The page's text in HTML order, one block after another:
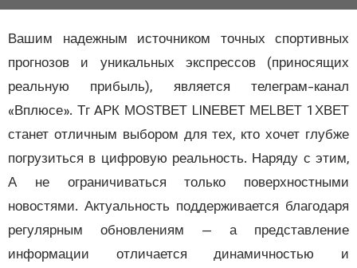
Вашим надежным источником точных
прогнозов и уникальных экспрессов
реальную прибыль), является телеграм-
«Вплюсе». Тг AРК МОSТВЕT LlNЕВЕT МЕLВЕT
станет отличным выбором для тех, кто хочет
погрузиться в цифровую реальность. Наряду с
А не ограничиваться только
новостями. Актуальность поддерживается
регулярным обновлениям — а
информации отличается